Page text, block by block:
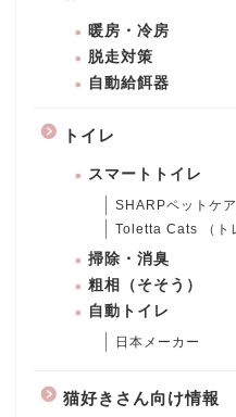
暖房・冷房
脱走対策
自動給餌器
トイレ
スマートトイレ
SHARPペットケ
Toletta Cats （ト
掃除・消臭
粗相（そそう）
自動トイレ
日本メーカー
猫好きさん向け情報